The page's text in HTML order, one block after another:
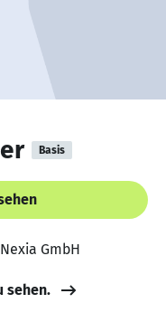
Basis
GmbH
sehen.